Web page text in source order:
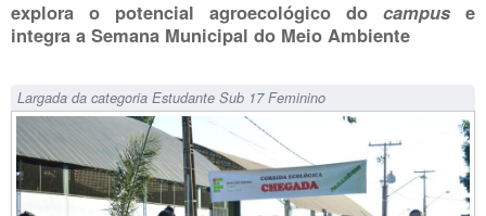
explora o potencial agroecológico do campus e
integra a Semana Municipal do Meio Ambiente
Largada da categoria Estudante Sub 17 Feminino